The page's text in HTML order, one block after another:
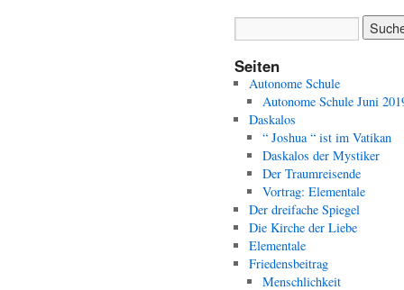
Seiten
Autonome Schule
Autonome Schule Juni
Daskalos
“ Joshua “ ist im Vatikan
Daskalos der Mystiker
Der Traumreisende
Vortrag: Elementale
Der dreifache Spiegel
Die Kirche der Liebe
Elementale
Friedensbeitrag
Menschlichkeit